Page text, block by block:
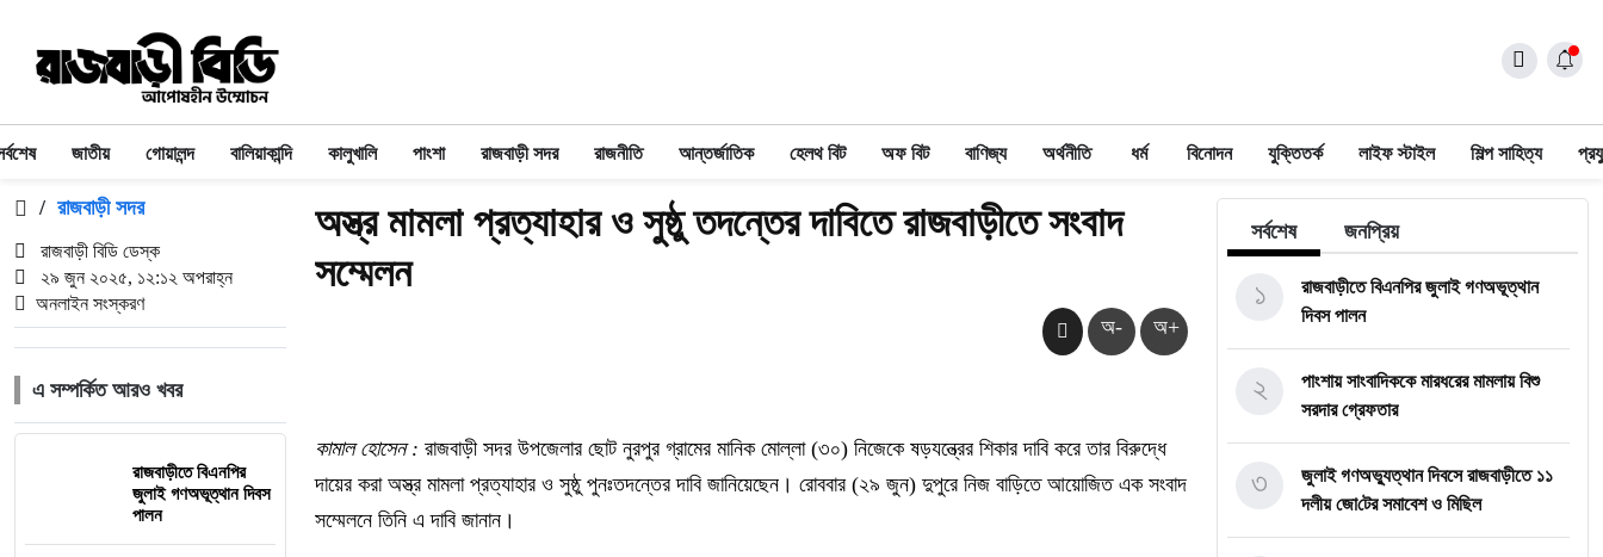
জাতীয় গোয়ালন্দ বালিয়াকান্দি কালুখালি পাংশা রাজবাড়ী সদর রাজনীতি আন্তর্জাতিক হেলথ বিট অফ বিট বাণিজ্য অর্থনীতি ধর্ম বিনোদন যুক্তিতর্ক লাইফ স্টাইল শিল্প সাহিত্য
/ রাজবাড়ী সদর
রাজবাড়ী বিডি ডেস্ক
২৯ জুন ২০২৫, ১২:১২ অপরাহ্ন
অনলাইন সংস্করণ
এ সম্পর্কিত আরও খবর
রাজবাড়ীতে বিএন‌পির
জুলাই গণঅভূত্থান দিবস
পালন
অস্ত্র মামলা প্রত্যাহার ও সুষ্ঠু তদন্তের দাবিতে রাজবাড়ীতে সংবাদ
সম্মেলন
অ- অ+
কামাল হোসেন : রাজবাড়ী সদর উপজেলার ছোট নুরপুর গ্রামের মানিক মোল্লা (৩০) নিজেকে ষড়যন্ত্রের শিকার দাবি করে তার বিরুদ্ধে
দায়ের করা অস্ত্র মামলা প্রত্যাহার ও সুষ্ঠু পুনঃতদন্তের দাবি জানিয়েছেন। রোববার (২৯ জুন) দুপুরে নিজ বাড়িতে আয়োজিত এক সংবাদ
সম্মেলনে তিনি এ দাবি জানান।
সর্বশেষ জনপ্রিয়
রাজবাড়ীতে বিএন‌পির জুলাই গণঅভূত্থান
দিবস পালন
১
পাংশায় সাংবাদিককে মারধরের মামলায় বিশু
সরদার গ্রেফতার
২
জুলাই গণঅভ্যুত্থান দিবসে রাজবাড়ীতে ১১
দলীয় জো‌টের সমাবেশ ও মি‌ছিল
৩